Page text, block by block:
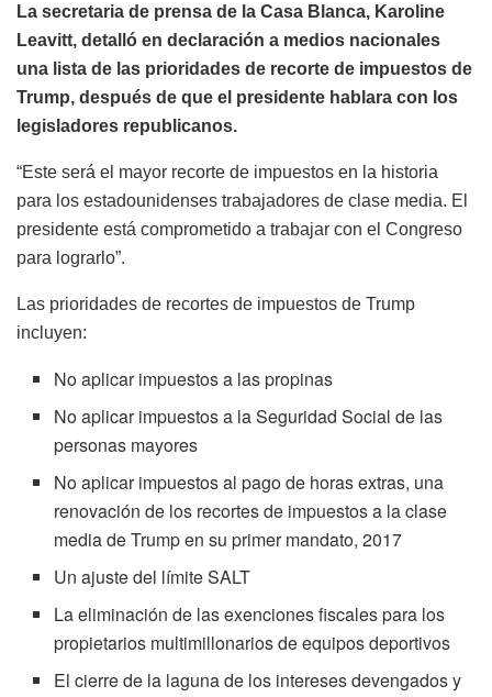
La secretaria de prensa de la Casa Blanca, Karoline
Leavitt, detalló en declaración a medios nacionales
una lista de las prioridades de recorte de impuestos de
Trump, después de que el presidente hablara con los
legisladores republicanos.
“Este será el mayor recorte de impuestos en la historia
para los estadounidenses trabajadores de clase media. El
presidente está comprometido a trabajar con el Congreso
para lograrlo”.
Las prioridades de recortes de impuestos de Trump
incluyen:
No aplicar impuestos a las propinas
No aplicar impuestos a la Seguridad Social de las
personas mayores
No aplicar impuestos al pago de horas extras, una
renovación de los recortes de impuestos a la clase
media de Trump en su primer mandato, 2017
Un ajuste del límite SALT
La eliminación de las exenciones fiscales para los
propietarios multimillonarios de equipos deportivos
El cierre de la laguna de los intereses devengados y